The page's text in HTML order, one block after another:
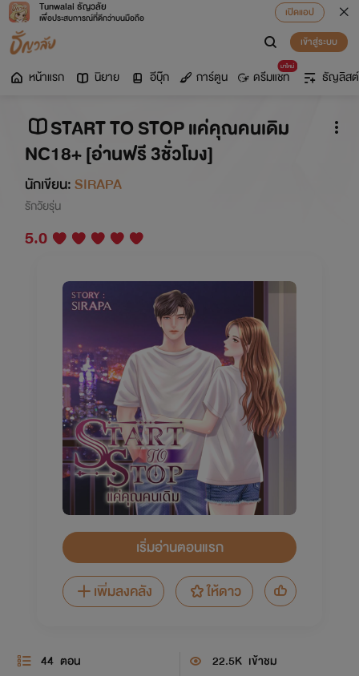
Tunwalai ธัญวลัย
เพื่อประสบการณ์ที่ดีกว่าบนมือถือ
เปิดแอป
เข้าสู่ระบบ
หน้าแรก นิยาย อีบุ๊ก การ์ตูน
มาใหม่
ดรีมแชท ธัญลิสต์
START TO STOP แค่คุณคนเดิม
NC18+ [อ่านฟรี 3ชั่วโมง]
นักเขียน:SIRAPA
รักวัยรุ่น
5.0
เริ่มอ่านตอนแรก
เพิ่มลงคลัง
ให้ดาว
44 ตอน 22.5K เข้าชม